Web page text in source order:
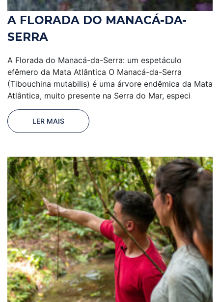
A FLORADA DO MANACÁ-DA-
SERRA
A Florada do Manacá-da-Serra: um espetáculo
efêmero da Mata Atlântica O Manacá-da-Serra
(Tibouchina mutabilis) é uma árvore endêmica da Mata
Atlântica, muito presente na Serra do Mar, especi
LER MAIS